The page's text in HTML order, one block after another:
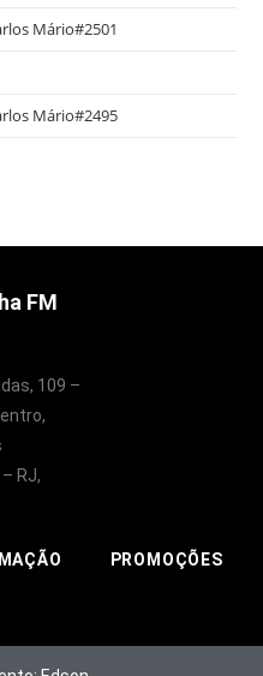
Mário#2501
Mário#2495
FM
109 –
RJ,
PROMOÇÕES